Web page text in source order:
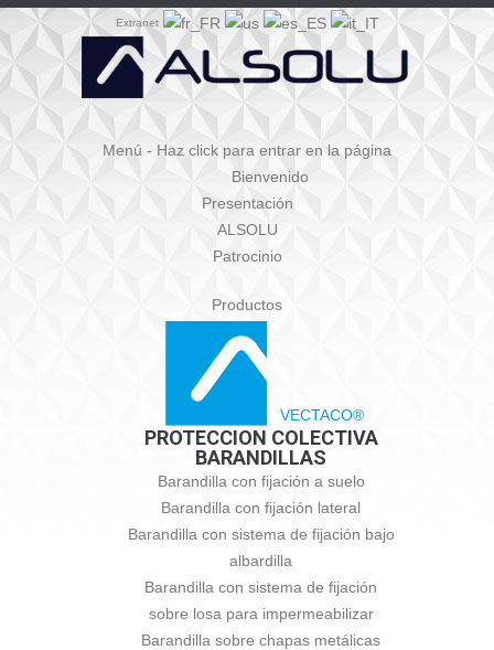
Extranet
Menú - Haz click para entrar en la página
Bienvenido
Presentación
ALSOLU
Patrocinio
Productos
VECTACO®
PROTECCION COLECTIVA
BARANDILLAS
Barandilla con fijación a suelo
Barandilla con fijación lateral
Barandilla con sistema de fijación bajo
albardilla
Barandilla con sistema de fijación
sobre losa para impermeabilizar
Barandilla sobre chapas metálicas